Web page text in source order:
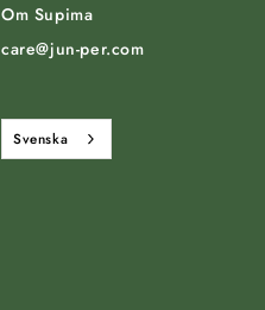
Om Supima
care@jun-per.com
Svenska